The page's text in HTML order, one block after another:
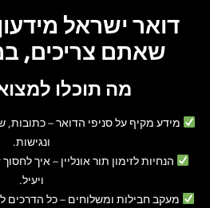
דואר ישראל
שאתם צריכים,
מה תוכלו
מידע מקיף על סניפי הדואר– כתובות,
ונגישות.
הנחיות לזימון תור אונליין – איך
ויעיל.
מעקב חבילות ומשלוחים – כל הדרכים